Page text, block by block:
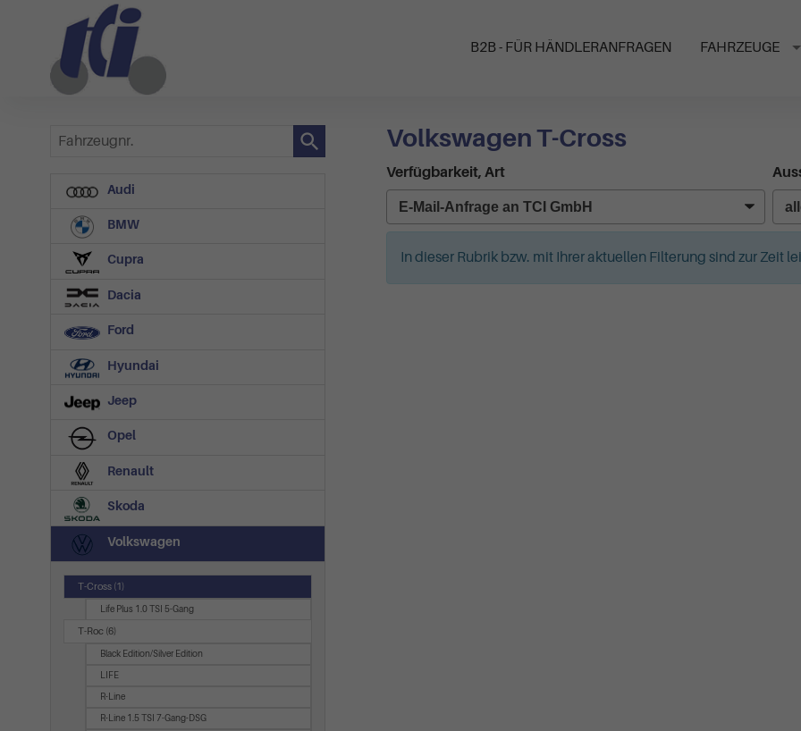
B2B - FÜR HÄNDLERANFRAGEN FAHRZEUGE
Volkswagen T-Cross
Verfügbarkeit, Art
In dieser Rubrik bzw. mit Ihrer aktuellen Filterung sind zur Zeit
Fahrzeugnr.
Audi
BMW
Cupra
Dacia
Ford
Hyundai
Jeep
Opel
Renault
Skoda
Volkswagen
T-Cross (1)
Life Plus 1.0 TSI 5-Gang
T-Roc (6)
Black Edition/Silver Edition
LIFE
R-Line
R-Line 1.5 TSI 7-Gang-DSG